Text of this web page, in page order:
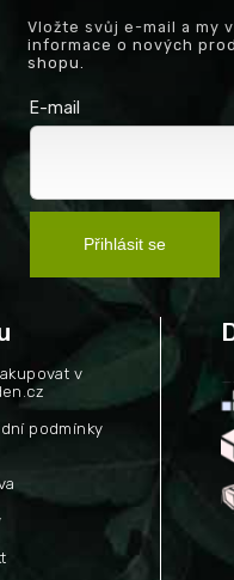
Vložte svůj e-mail a my
informace o nových
shopu.
E-mail
Přihlásit se
v
podmínky